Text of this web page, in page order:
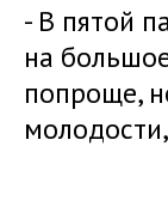
- В пятой
на
попроще,